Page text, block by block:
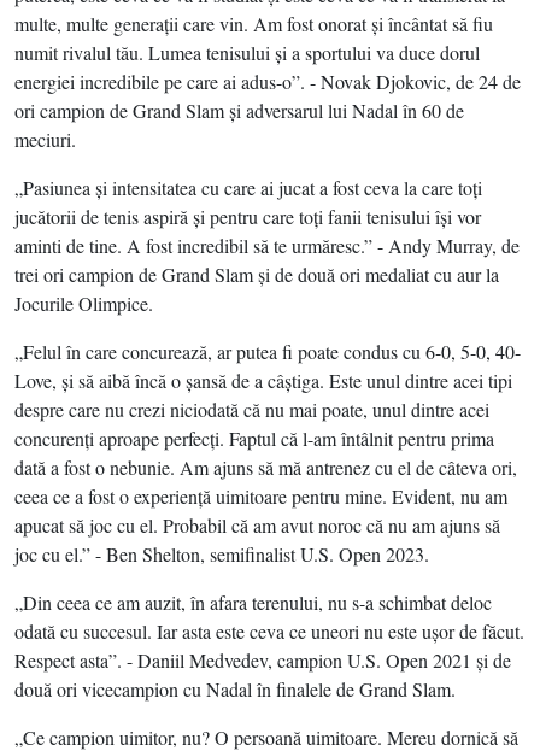
multe, multe generaţii care vin. Am fost onorat şi încântat să fiu
numit rivalul tău. Lumea tenisului şi a sportului va duce dorul
energiei incredibile pe care ai adus-o”. - Novak Djokovic, de 24 de
ori campion de Grand Slam şi adversarul lui Nadal în 60 de
meciuri.
„Pasiunea şi intensitatea cu care ai jucat a fost ceva la care toţi
jucătorii de tenis aspiră şi pentru care toţi fanii tenisului îşi vor
aminti de tine. A fost incredibil să te urmăresc.” - Andy Murray, de
trei ori campion de Grand Slam şi de două ori medaliat cu aur la
Jocurile Olimpice.
„Felul în care concurează, ar putea fi poate condus cu 6-0, 5-0, 40-
Love, şi să aibă încă o şansă de a câştiga. Este unul dintre acei tipi
despre care nu crezi niciodată că nu mai poate, unul dintre acei
concurenţi aproape perfecţi. Faptul că l-am întâlnit pentru prima
dată a fost o nebunie. Am ajuns să mă antrenez cu el de câteva ori,
ceea ce a fost o experienţă uimitoare pentru mine. Evident, nu am
apucat să joc cu el. Probabil că am avut noroc că nu am ajuns să
joc cu el.” - Ben Shelton, semifinalist U.S. Open 2023.
„Din ceea ce am auzit, în afara terenului, nu s-a schimbat deloc
odată cu succesul. Iar asta este ceva ce uneori nu este uşor de făcut.
Respect asta”. - Daniil Medvedev, campion U.S. Open 2021 şi de
două ori vicecampion cu Nadal în finalele de Grand Slam.
„Ce campion uimitor, nu? O persoană uimitoare. Mereu dornică să